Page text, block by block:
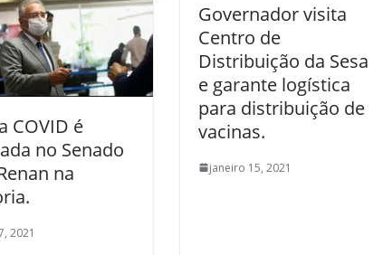
COVID é
no Senado
na
2021
Governador visita
Centro de
Distribuição da Sesa
e garante logística
para distribuição de
vacinas.
janeiro 15, 2021